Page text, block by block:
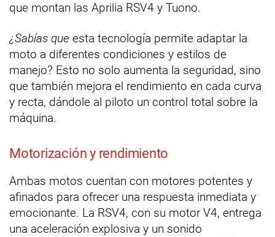
que montan las Aprilia RSV4 y Tuono.
¿Sabías que esta tecnología permite adaptar la
moto a diferentes condiciones y estilos de
manejo? Esto no solo aumenta la seguridad, sino
que también mejora el rendimiento en cada curva
y recta, dándole al piloto un control total sobre la
máquina.
Motorización y rendimiento
Ambas motos cuentan con motores potentes y
afinados para ofrecer una respuesta inmediata y
emocionante. La RSV4, con su motor V4, entrega
una aceleración explosiva y un sonido